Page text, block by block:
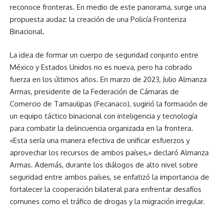
reconoce fronteras. En medio de este panorama, surge una
propuesta audaz: la creación de una Policía Fronteriza
Binacional.
La idea de formar un cuerpo de seguridad conjunto entre
México y Estados Unidos no es nueva, pero ha cobrado
fuerza en los últimos años. En marzo de 2023, Julio Almanza
Armas, presidente de la Federación de Cámaras de
Comercio de Tamaulipas (Fecanaco), sugirió la formación de
un equipo táctico binacional con inteligencia y tecnología
para combatir la delincuencia organizada en la frontera.
«Esta sería una manera efectiva de unificar esfuerzos y
aprovechar los recursos de ambos países,» declaró Almanza
Armas. Además, durante los diálogos de alto nivel sobre
seguridad entre ambos países, se enfatizó la importancia de
fortalecer la cooperación bilateral para enfrentar desafíos
comunes como el tráfico de drogas y la migración irregular.